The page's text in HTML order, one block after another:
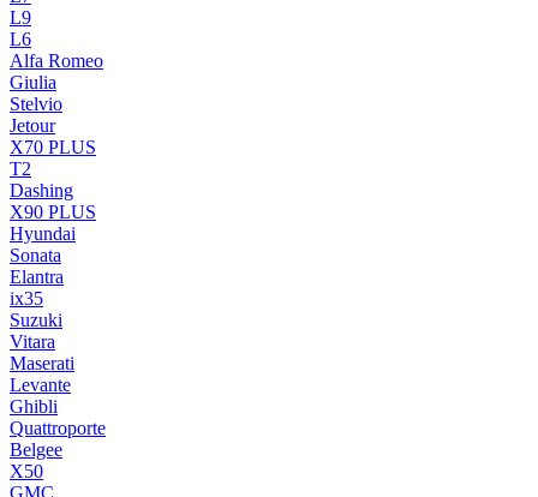
L9
L6
Alfa Romeo
Giulia
Stelvio
Jetour
X70 PLUS
T2
Dashing
X90 PLUS
Hyundai
Sonata
Elantra
ix35
Suzuki
Vitara
Maserati
Levante
Ghibli
Quattroporte
Belgee
X50
GMC